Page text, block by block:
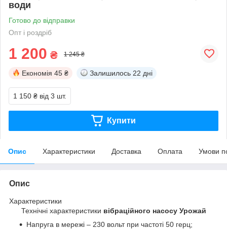
води
Готово до відправки
Опт і роздріб
1 200 ₴ 1 245 ₴
Економія 45 ₴ Залишилось 22 дні
1 150 ₴ від 3 шт.
Купити
Опис Характеристики Доставка Оплата Умови
Опис
Характеристики
Технічні характеристики вібраційного насосуУрожай
Напруга в мережі – 230 вольт при частоті 50 герц;